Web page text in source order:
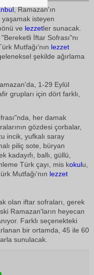
, Ramazan'ın
isteyen
ve lezzetler sunacak.
İftar Sofrası"nı
Mutfağı'nın lezzet
şekilde ağırlama
1-29 Eylül
grupları için dört farklı,
her damak
gözdesi çorbalar,
incik, yufkalı saray
piliç sote, büryan
kadayıfı, ballı, güllü,
Türk çayı, mis kokulu,
Mutfağı'nın lezzet
olan iftar sofraları, gerek
Ramazan'ların heyecan
Farklı seçenekteki
bir ortamda, 45 ile 60
sunulacak.